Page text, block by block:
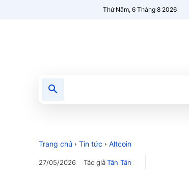
Thứ Năm, 6 Tháng 8 2026
Trang chủ Tin tức Altcoin
27/05/2026 Tác giảTân Tân